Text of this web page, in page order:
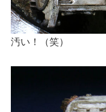
汚い！（笑）